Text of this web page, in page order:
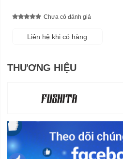
Chưa có đánh giá
Liên hệ khi có hàng
THƯƠNG HIỆU